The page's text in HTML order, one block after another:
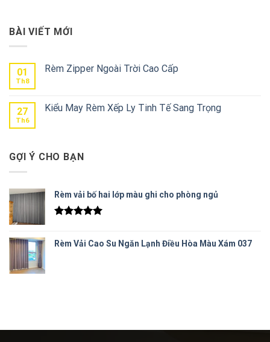
BÀI VIẾT MỚI
01
Th8
Rèm Zipper Ngoài Trời Cao Cấp
27
Th6
Kiểu May Rèm Xếp Ly Tinh Tế Sang Trọng
GỢI Ý CHO BẠN
Rèm vải bố hai lớp màu ghi cho phòng ngủ
5 sao
Rèm Vải Cao Su Ngăn Lạnh Điều Hòa Màu Xám 037